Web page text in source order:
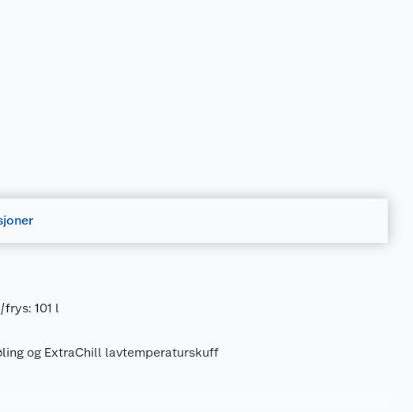
101 l
og ExtraChill lavtemperaturskuff